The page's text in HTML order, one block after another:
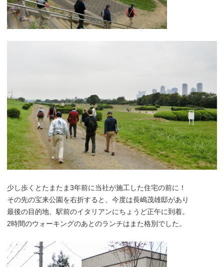
少し歩くとたまたま3年前に当社が施工した住宅の前に！
その先の宝来公園を右折すると、今度は長嶋茂雄邸があり
最後の目的地、駅前のイタリアンにちょうど正午に到着。
2時間のウォーキングのあとのランチはまた格別でした。